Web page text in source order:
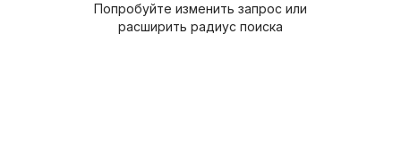
Попробуйте изменить запрос или
расширить радиус поиска